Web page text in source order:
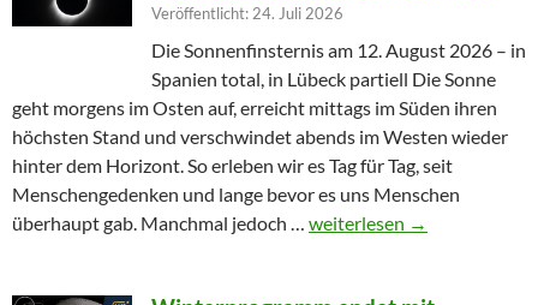
Veröffentlicht: 24. Juli 2026
Die Sonnenfinsternis am 12. August 2026 – in
Spanien total, in Lübeck partiell Die Sonne
geht morgens im Osten auf, erreicht mittags im Süden ihren
höchsten Stand und verschwindet abends im Westen wieder
hinter dem Horizont. So erleben wir es Tag für Tag, seit
Menschengedenken und lange bevor es uns Menschen
überhaupt gab. Manchmal jedoch … Wenn die Sonne ihr Licht
weiterlesen →